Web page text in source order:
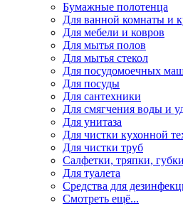
Бумажные полотенца
Для ванной комнаты и
Для мебели и ковров
Для мытья полов
Для мытья стекол
Для посудомоечных
Для посуды
Для сантехники
Для смягчения воды и
Для унитаза
Для чистки кухонной
Для чистки труб
Салфетки, тряпки,
Для туалета
Средства для
Смотреть ещё...